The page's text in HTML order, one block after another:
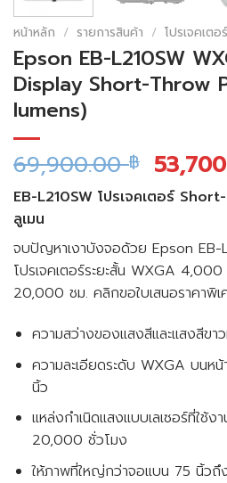
หน้าหลัก / รายการสินค้า / โปรเจคเตอร์
Epson EB-L210SW
Display Short-Throw
lumens)
69,900.00฿
EB-L210SW โปรเจคเตอร์
ลูเมน
จบปัญหาเงาบังจอด้วย Epson EB-
โปรเจคเตอร์ระยะสั้น WXGA
20,000 ชม. คลิกขอใบเสนอราคาพิเ
ความสว่างของแสงสีและแสงสีข
ความละเอียดระดับ WXGA บนห
นิ้ว
แหล่งกำเนิดแสงแบบเลเซอร์ที่ใช้
20,000 ชั่วโมง
ให้ภาพที่ใหญ่กว่าจอแบน 75 นิ้วถึ